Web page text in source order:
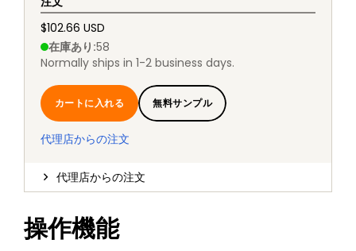
$102.66 USD
在庫あり :58
Normally ships in 1-2 business days.
カートに入れる 無料サンプル
代理店からの注文
代理店からの注文
操作機能